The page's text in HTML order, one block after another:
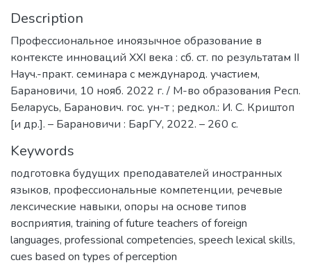
Description
Профессиональное иноязычное образование в
контексте инноваций XXI века : сб. ст. по результатам II
Науч.-практ. семинара с международ. участием,
Барановичи, 10 нояб. 2022 г. / М-во образования Респ.
Беларусь, Баранович. гос. ун-т ; редкол.: И. С. Криштоп
[и др.]. – Барановичи : БарГУ, 2022. – 260 с.
Keywords
подготовка будущих преподавателей иностранных
языков, профессиональные компетенции, речевые
лексические навыки, опоры на основе типов
восприятия, training of future teachers of foreign
languages, professional competencies, speech lexical skills,
cues based on types of perception